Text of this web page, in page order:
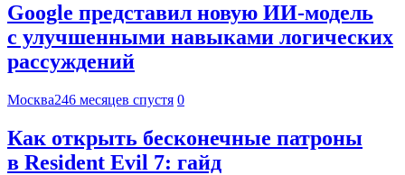
Google представил новую ИИ-модель
с улучшенными навыками логических
рассуждений
Москва246 месяцев спустя 0
Как открыть бесконечные патроны
в Resident Evil 7: гайд